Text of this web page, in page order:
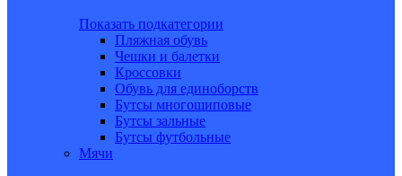
Показать подкатегории
Пляжная обувь
Чешки и балетки
Кроссовки
Обувь для единоборств
Бутсы многошиповые
Бутсы зальные
Бутсы футбольные
Мячи